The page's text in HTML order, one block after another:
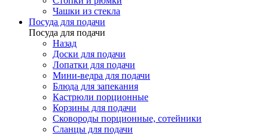
Чашки из стекла
Посуда для подачи
Посуда для подачи
Назад
Доски для подачи
Лопатки для подачи
Мини-ведра для подачи
Блюда для запекания
Кастрюли порционные
Корзины для подачи
Сковороды порционные, сотейники
Сланцы для подачи